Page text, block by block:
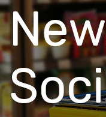
Soci